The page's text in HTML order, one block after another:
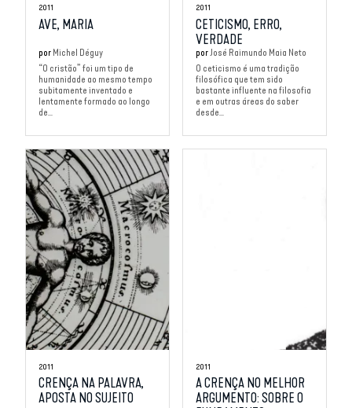
2011
AVE, MARIA
por Michel Déguy
“O cristão” foi um tipo de
humanidade ao mesmo tempo
subitamente inventado e
lentamente formado ao longo
de...
2011
CETICISMO, ERRO,
VERDADE
por José Raimundo Maia Neto
O ceticismo é uma tradição
filosófica que tem sido
bastante influente na filosofia
e em outras áreas do saber
desde...
2011
CRENÇA NA PALAVRA,
APOSTA NO SUJEITO
2011
A CRENÇA NO MELHOR
ARGUMENTO: SOBRE O